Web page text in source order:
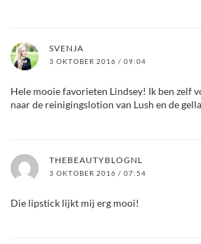
SVENJA
3 OKTOBER 2016 / 09:04
Hele mooie favorieten Lindsey! Ik ben zelf
naar de reinigingslotion van Lush en de
THEBEAUTYBLOGNL
3 OKTOBER 2016 / 07:54
Die lipstick lijkt mij erg mooi!